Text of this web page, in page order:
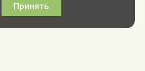
Принять